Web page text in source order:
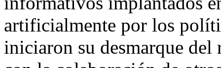
artificialmente por los
iniciaron su desmarque del